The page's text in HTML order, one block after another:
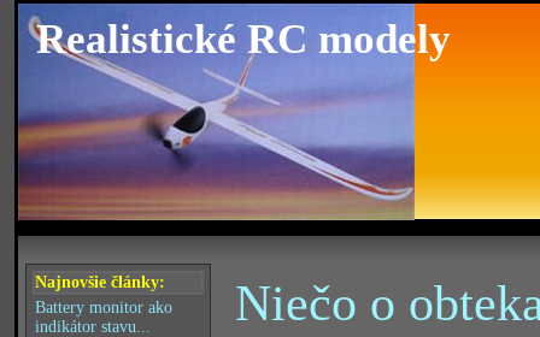
Realistické RC modely
Najnovšie články:
Battery monitor ako
indikátor stavu...
Niečo o